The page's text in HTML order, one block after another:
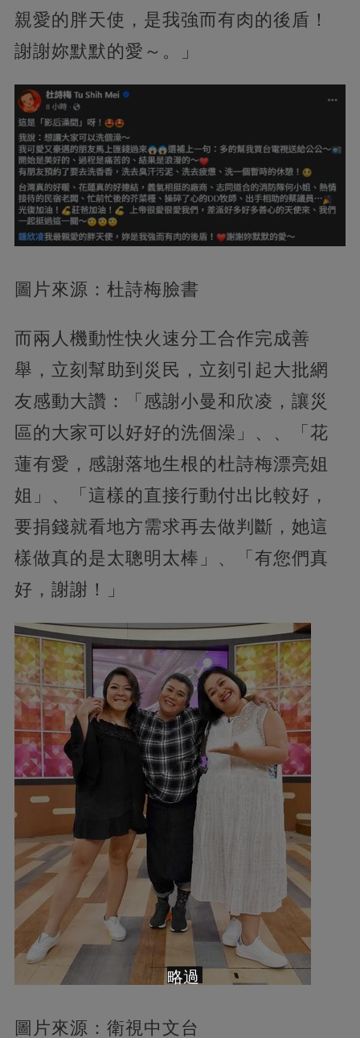
親愛的胖天使，是我強而有肉的後盾！
謝謝妳默默的愛～。」
圖片來源：杜詩梅臉書
而兩人機動性快火速分工合作完成善
舉，立刻幫助到災民，立刻引起大批網
友感動大讚：「感謝小曼和欣凌，讓災
區的大家可以好好的洗個澡」、、「花
蓮有愛，感謝落地生根的杜詩梅漂亮姐
姐」、「這樣的直接行動付出比較好，
要捐錢就看地方需求再去做判斷，她這
樣做真的是太聰明太棒」、「有您們真
好，謝謝！」
圖片來源：衛視中文台
略過